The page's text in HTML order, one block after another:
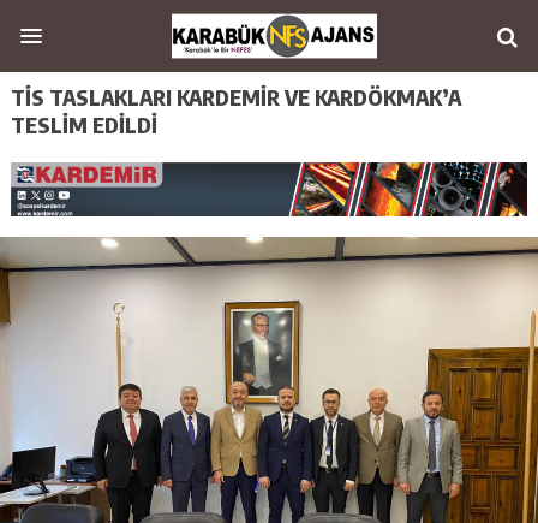
TİS TASLAKLARI KARDEMİR VE KARDÖKMAK’A
TESLİM EDİLDİ